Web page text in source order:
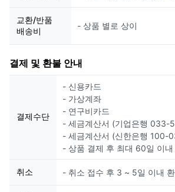
교환/반품
배송비
- 상품 별로 상이
결제 및 환불 안내
결제수단
- 신용카드
- 가상계좌
- 연구비카드
- 세금계산서 (기업은행
- 세금계산서 (신한은행 100-
- 상품 결제 후 최대 60일 이내
취소 - 취소 접수 후 3 ~ 5일 이내